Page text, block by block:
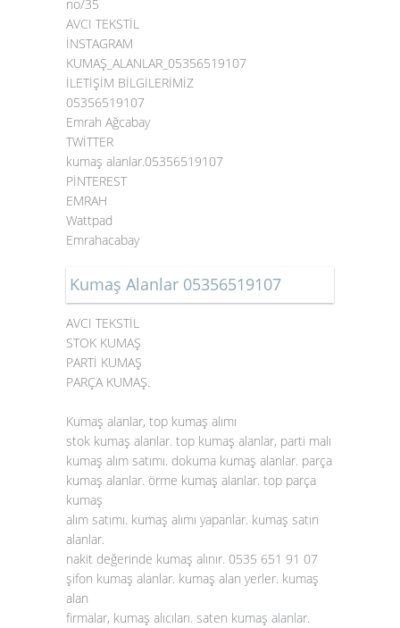
no/35
AVCI TEKSTİL
İNSTAGRAM
KUMAŞ_ALANLAR_05356519107
İLETİŞİM BİLGİLERİMİZ
05356519107
Emrah Ağcabay
TWİTTER
kumaş alanlar.05356519107
PİNTEREST
EMRAH
Wattpad
Emrahacabay
Kumaş Alanlar 05356519107
AVCI TEKSTİL
STOK KUMAŞ
PARTİ KUMAŞ
PARÇA KUMAŞ.
Kumaş alanlar, top kumaş alımı
stok kumaş alanlar. top kumaş alanlar, parti malı
kumaş alım satımı. dokuma kumaş alanlar. parça
kumaş alanlar. örme kumaş alanlar. top parça
kumaş
alım satımı. kumaş alımı yapanlar. kumaş satın
alanlar.
nakit değerinde kumaş alınır. 0535 651 91 07
şifon kumaş alanlar. kumaş alan yerler. kumaş
alan
firmalar, kumaş alıcıları. saten kumaş alanlar.